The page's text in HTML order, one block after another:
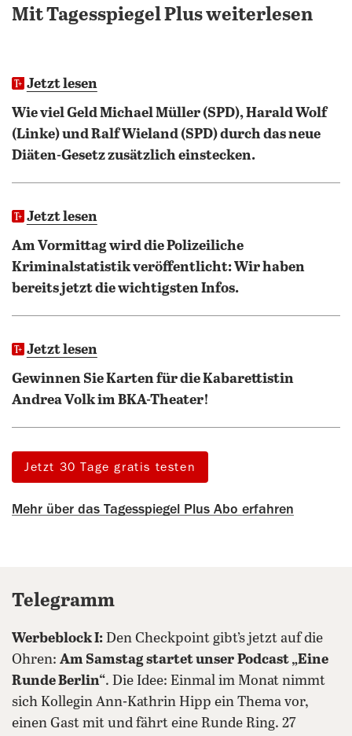
Mit Tagesspiegel Plus weiterlesen
Jetzt lesen
Wie viel Geld Michael Müller (SPD), Harald Wolf
(Linke) und Ralf Wieland (SPD) durch das neue
Diäten-Gesetz zusätzlich einstecken.
Jetzt lesen
Am Vormittag wird die Polizeiliche
Kriminalstatistik veröffentlicht: Wir haben
bereits jetzt die wichtigsten Infos.
Jetzt lesen
Gewinnen Sie Karten für die Kabarettistin
Andrea Volk im BKA-Theater!
Jetzt 30 Tage gratis testen
Mehr über das Tagesspiegel Plus Abo erfahren
Telegramm
Werbeblock I: Den Checkpoint gibt’s jetzt auf die
Ohren: Am Samstag startet unser Podcast „Eine
Runde Berlin“. Die Idee: Einmal im Monat nimmt
sich Kollegin Ann-Kathrin Hipp ein Thema vor,
einen Gast mit und fährt eine Runde Ring. 27